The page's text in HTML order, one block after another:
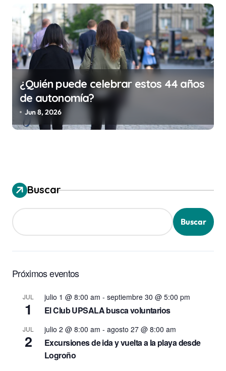
¿Quién puede celebrar estos 44 años
de autonomía?
Jun 8, 2026
Buscar
Buscar
Próximos eventos
JUL
1
julio 1 @ 8:00 am - septiembre 30 @ 5:00 pm
El Club UPSALA busca voluntarios
JUL
2
julio 2 @ 8:00 am - agosto 27 @ 8:00 am
Excursiones de ida y vuelta a la playa desde
Logroño